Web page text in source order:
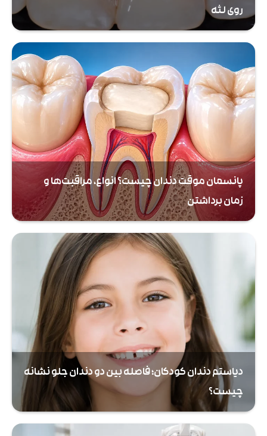
روی لثه
پانسمان موقت دندان چیست؟ انواع، مراقبت‌ها و
زمان برداشتن
دیاستم دندان کودکان؛ فاصله بین دو دندان جلو نشانه
چیست؟